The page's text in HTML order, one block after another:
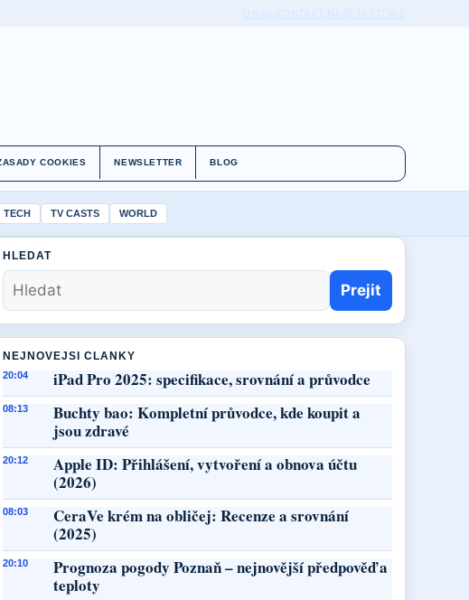
COOKIES NEWSLETTER BLOG
TECH TV CASTS WORLD
HLEDAT
Prejit
NEJNOVEJSI CLANKY
20:04 iPad Pro 2025: specifikace, srovnání a průvodce
08:13
Buchty bao: Kompletní průvodce, kde koupit a
jsou zdravé
20:12
Apple ID: Přihlášení, vytvoření a obnova účtu
(2026)
08:03
CeraVe krém na obličej: Recenze a srovnání
(2025)
20:10
Prognoza pogody Poznaň – nejnovější předpověď a
teploty